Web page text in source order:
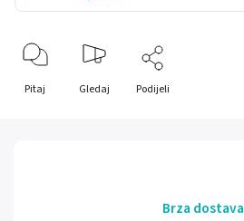
Pitaj Gledaj Podijeli
Brza dostava